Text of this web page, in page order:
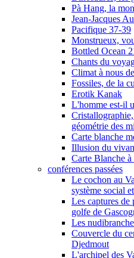
Pà Hang, la
Jean-Jacques
Pacifique 37-39
Monstrueux,
Bottled Ocean
Chants du
Climat à nous
Fossiles, de la
Erotik Kanak
L'homme est-il
géométrie des
Carte blanche
Illusion du
Carte Blanche
conférences passées
Le cochon au
système social
Les captures de
golfe de
Les
Couvercle du
Djedmout
L'archipel des